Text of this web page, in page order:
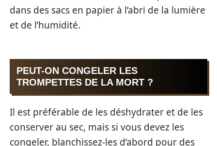
dans des sacs en papier à l’abri de la lumière
et de l’humidité.
PEUT-ON CONGELER LES
TROMPETTES DE LA MORT ?
Il est préférable de les déshydrater et de les
conserver au sec, mais si vous devez les
congeler, blanchissez-les d’abord pour des